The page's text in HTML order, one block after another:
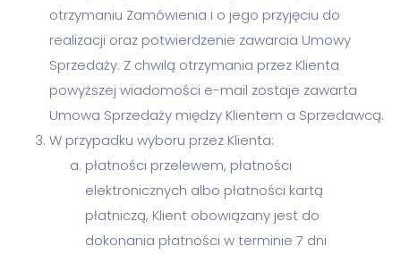
otrzymaniu Zamówienia i o jego przyjęciu do
realizacji oraz potwierdzenie zawarcia Umowy
Sprzedaży. Z chwilą otrzymania przez Klienta
powyższej wiadomości e-mail zostaje zawarta
Umowa Sprzedaży między Klientem a Sprzedawcą.
W przypadku wyboru przez Klienta:
płatności przelewem, płatności
elektronicznych albo płatności kartą
płatniczą, Klient obowiązany jest do
dokonania płatności w terminie 7 dni